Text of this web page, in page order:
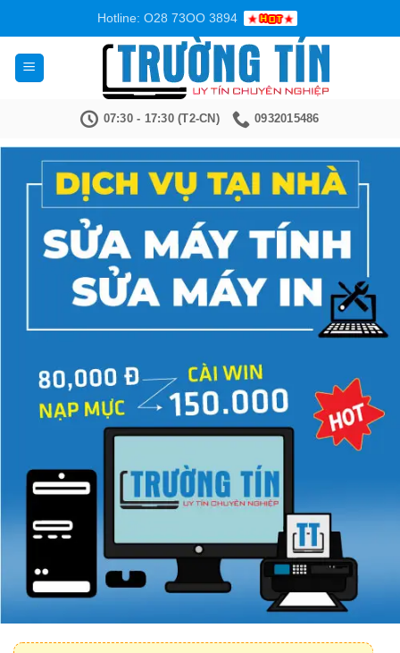
nội
dung
Hotline: O28 73OO 3894
07:30 - 17:30 (T2-CN) 0932015486